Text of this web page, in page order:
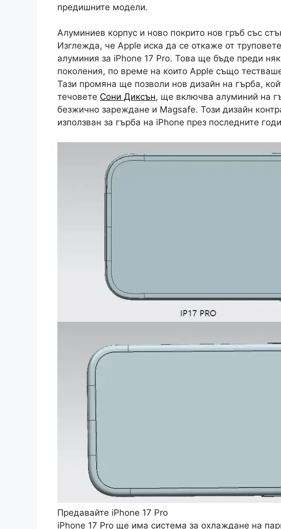
предишните модели.
Алуминиев корпус и ново покрито нов гръб със
Изглежда, че Apple иска да се откаже от
алуминия за iPhone 17 Pro. Това ще бъде преди
поколения, по време на които Apple също
Тази промяна ще позволи нов дизайн на гърба,
течовете Сони Диксън, ще включва алуминий на
безжично зареждане и Magsafe. Този дизайн
използван за гърба на iPhone през последните
Предавайте iPhone 17 Pro
iPhone 17 Pro ще има система за охлаждане на